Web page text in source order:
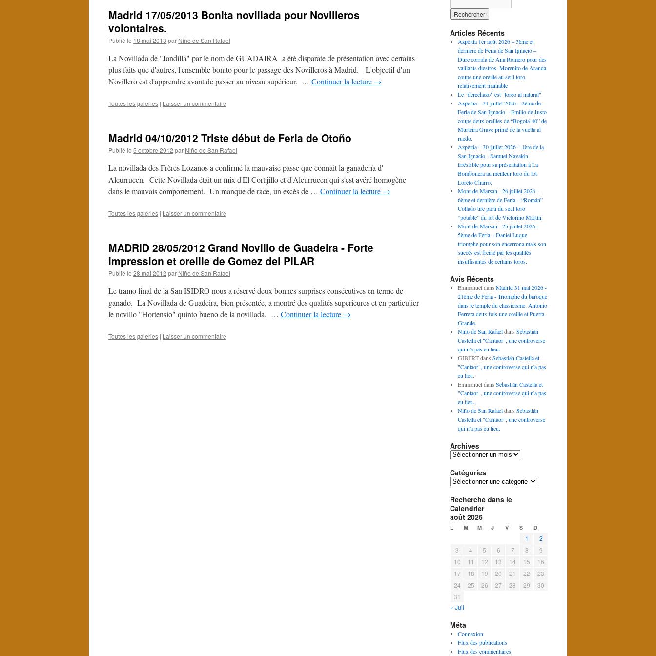
Madrid 17/05/2013 Bonita novillada pour Novilleros
volontaires.
Publié le 18 mai 2013 par Niño de San Rafael
La Novillada de "Jandilla" par le nom de GUADAIRA a été disparate de présentation avec certains
plus faits que d'autres, l'ensemble bonito pour le passage des Novilleros à Madrid. L'objectif d'un
Novillero est d'apprendre avant de passer au niveau supérieur. … Continuer la lecture →
Toutes les galeries | Laisser un commentaire
Madrid 04/10/2012 Triste début de Feria de Otoño
Publié le 5 octobre 2012 par Niño de San Rafael
La novillada des Frères Lozanos a confirmé la mauvaise passe que connait la ganadería d'
Alcurrucen. Cette Novillada était un mix d'El Cortijillo et d'Alcurrucen qui s'est avéré homogène
dans le mauvais comportement. Un manque de race, un excès de … Continuer la lecture →
Toutes les galeries | Laisser un commentaire
MADRID 28/05/2012 Grand Novillo de Guadeira - Forte
impression et oreille de Gomez del PILAR
Publié le 28 mai 2012 par Niño de San Rafael
Le tramo final de la San ISIDRO nous a réservé deux bonnes surprises consécutives en terme de
ganado. La Novillada de Guadeira, bien présentée, a montré des qualités supérieures et en particulier
le novillo "Hortensio" quinto bueno de la novillada. … Continuer la lecture →
Toutes les galeries | Laisser un commentaire
Articles Récents
Azpeitia 1er août 2026 – 3ème et
dernière de Feria de San Ignacio –
Dure corrida de Ana Romero pour des
vaillants diestros. Morenito de Aranda
coupe une oreille au seul toro
relativement maniable
Le "derechazo" est "toreo al natural"
Azpeitia – 31 juillet 2026 – 2ème de
Feria de San Ignacio – Emilio de Justo
coupe deux oreilles de “Bogotá-40” de
Murteira Grave primé de la vuelta al
ruedo.
Azpeitia – 30 juillet 2026 – 1ère de la
San Ignacio - Samuel Navalón
irrésisble pour sa présentation à La
Bombonera au meilleur toro du lot
Loreto Charro.
Mont-de-Marsan - 26 juillet 2026 –
6ème et dernière de Feria – “Román”
Collado tire parti du seul toro
“potable” du lot de Victorino Martín.
Mont-de-Marsan - 25 juillet 2026 -
5ème de Feria – Daniel Luque
triomphe pour son encerrona mais son
succès est freiné par les qualités
insuffisantes de certains toros.
Avis Récents
Emmanueldans Madrid 31 mai 2026 -
21ème de Feria - Triomphe du baroque
dans le temple du classicisme. Antonio
Ferrera deux fois une oreille et Puerta
Grande.
Niño de San Rafaeldans Sebastián
Castella et "Cantaor", une controverse
qui n'a pas eu lieu.
GIBERTdans Sebastián Castella et
"Cantaor", une controverse qui n'a pas
eu lieu.
Emmanueldans Sebastián Castella et
"Cantaor", une controverse qui n'a pas
eu lieu.
Niño de San Rafaeldans Sebastián
Castella et "Cantaor", une controverse
qui n'a pas eu lieu.
Archives
Archives
Catégories
Catégories
Recherche dans le
Calendrier
août 2026
L M M J V S D
1
2
3
4 5 6 7 8
9
10
11 12 13 14 15
16
17
18 19 20 21 22
23
24
25 26 27 28 29
30
31
« Juil
Méta
Connexion
Flux des publications
Flux des commentaires